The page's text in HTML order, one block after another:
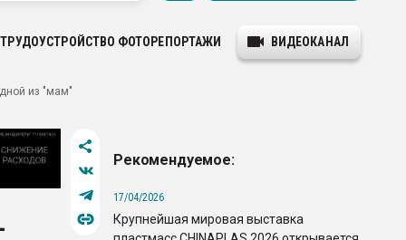
ТРУДОУСТРОЙСТВО ФОТОРЕПОРТАЖИ ВИДЕОКАНАЛ
из "мам"
Рекомендуемое:
17/04/2026
Крупнейшая мировая выставка